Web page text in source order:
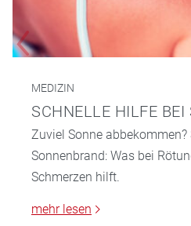
MEDIZIN
SCHNELLE HILFE BEI
Zuviel Sonne abbekommen?
Sonnenbrand: Was bei
Schmerzen hilft.
mehr lesen